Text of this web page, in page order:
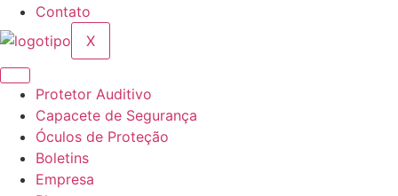
Contato
X
Protetor Auditivo
Capacete de Segurança
Óculos de Proteção
Boletins
Empresa